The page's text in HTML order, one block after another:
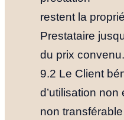
restent la
Prestataire
du prix convenu.
9.2 Le Client
d’utilisation
non